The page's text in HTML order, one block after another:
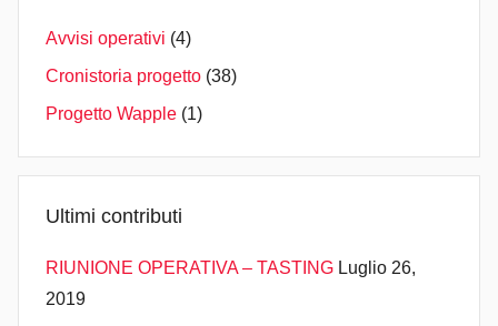
Avvisi operativi (4)
Cronistoria progetto (38)
Progetto Wapple (1)
Ultimi contributi
RIUNIONE OPERATIVA – TASTING Luglio 26,
2019